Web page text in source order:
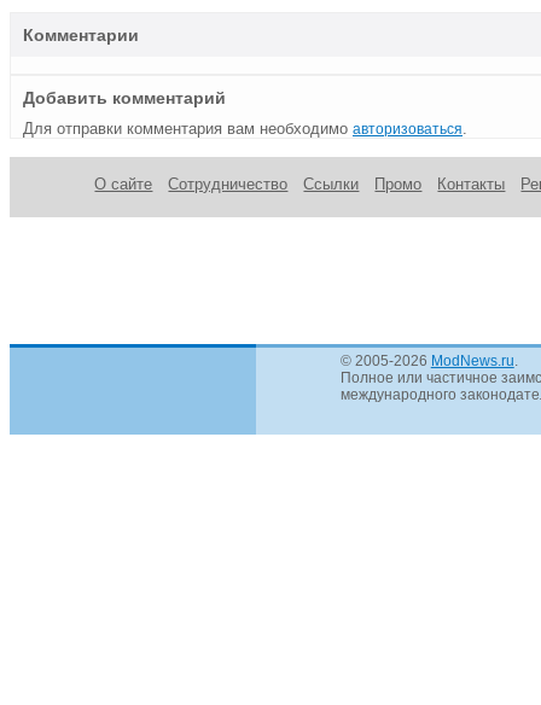
Комментарии
Добавить комментарий
Для отправки комментария вам необходимо авторизоваться
О сайте Сотрудничество Ссылки Промо Контакты
© 2005-2026 ModNews.ru
Полное или частичное
международного